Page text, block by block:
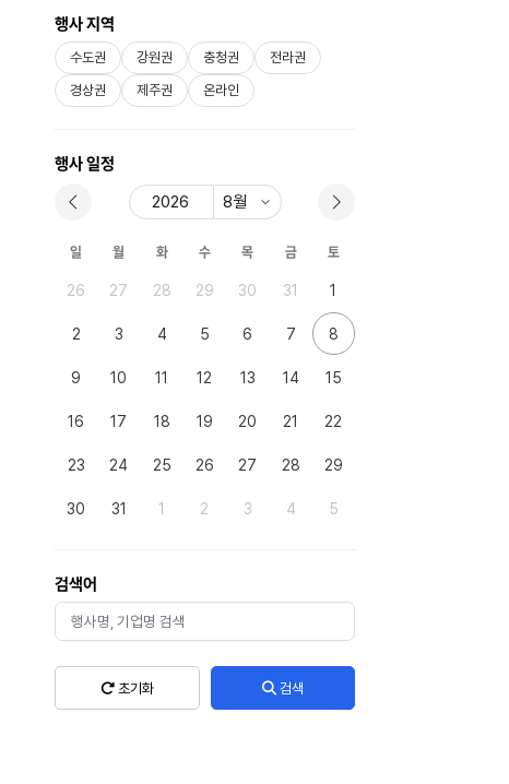
행사 지역
수도권 강원권 충청권
전라권
경상권
제주권 온라인
행사 일정
일 월 화 수 목 금 토
26 27 28 29 30 31 1
2 3 4 5 6 7 8
9 10 11 12 13 14 15
16 17 18 19 20 21 22
23 24 25 26 27 28 29
30 31 1 2 3 4 5
검색어
초기화 검색